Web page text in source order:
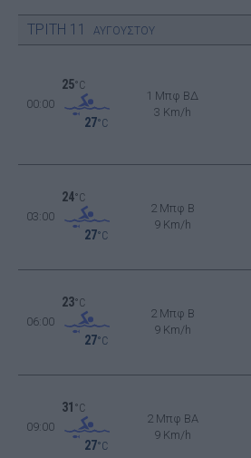
ΤΡΙΤΗ 11 ΑΥΓΟΥΣΤΟΥ
00:00
25°C
27°C
1 Μπφ ΒΔ
3 Km/h
03:00
24°C
27°C
2 Μπφ B
9 Km/h
06:00
23°C
27°C
2 Μπφ B
9 Km/h
09:00
31 °C
27°C
2 Μπφ BA
9 Km/h